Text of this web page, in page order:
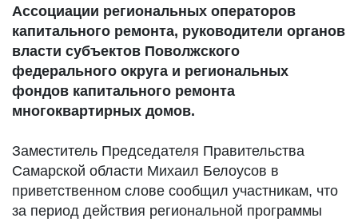
Ассоциации региональных операторов
капитального ремонта, руководители органов
власти субъектов Поволжского
федерального округа и региональных
фондов капитального ремонта
многоквартирных домов.
Заместитель Председателя Правительства
Самарской области Михаил Белоусов в
приветственном слове сообщил участникам, что
за период действия региональной программы